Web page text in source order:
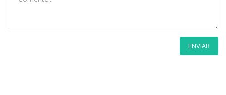
ENVIAR